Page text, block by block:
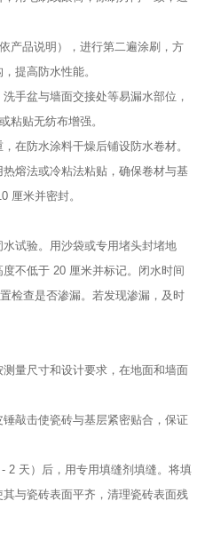
产品说明），进行第二遍涂刷，方
提高防水性能。​
手盆与墙面交接处等易漏水部位，
粘贴无纺布增强。​
在防水涂料干燥后铺设防水卷材。
熔法或冷粘法粘贴，确保卷材与基
厘米并密封。​
试验。用沙袋或专用堵头封堵地
不低于 20 厘米并标记。闭水时间
检查是否渗漏。若发现渗漏，及时
量尺寸和设计要求，在地面和墙面
敲击使瓷砖与基层紧密贴合，保证
2 天）后，用专用填缝剂填缝。将填
与瓷砖表面平齐，清理瓷砖表面残